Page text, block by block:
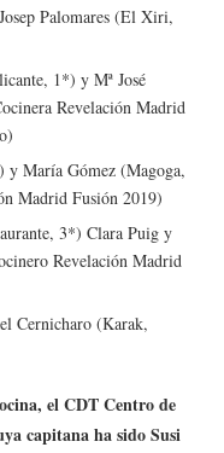
Palomares (El Xiri,
1*) y Mª José
Revelación Madrid
y María Gómez (Magoga,
Madrid Fusión 2019)
3*) Clara Puig y
Revelación Madrid
Cernicharo (Karak,
el CDT Centro de
capitana ha sido Susi